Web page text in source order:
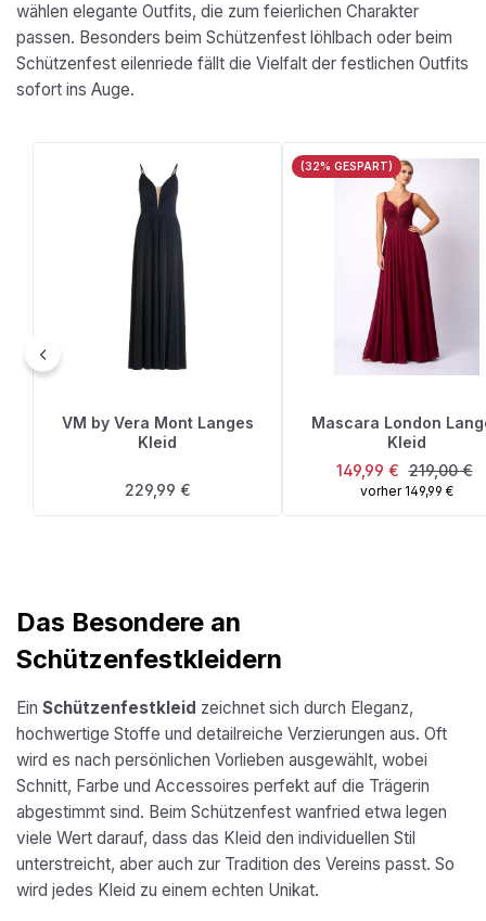
wählen elegante Outfits, die zum feierlichen Charakter
passen. Besonders beim Schützenfest löhlbach oder beim
Schützenfest eilenriede fällt die Vielfalt der festlichen Outfits
sofort ins Auge.
VM by Vera Mont Langes
Kleid
Regulärer Preis:
229,99 €
(32% GESPART)
Mascara London
Kleid
Verkaufspreis:
149,99 € Regulärer
219,00 €
vorher 149,99 €
Das Besondere an
Schützenfestkleidern
Ein Schützenfestkleid zeichnet sich durch Eleganz,
hochwertige Stoffe und detailreiche Verzierungen aus. Oft
wird es nach persönlichen Vorlieben ausgewählt, wobei
Schnitt, Farbe und Accessoires perfekt auf die Trägerin
abgestimmt sind. Beim Schützenfest wanfried etwa legen
viele Wert darauf, dass das Kleid den individuellen Stil
unterstreicht, aber auch zur Tradition des Vereins passt. So
wird jedes Kleid zu einem echten Unikat.